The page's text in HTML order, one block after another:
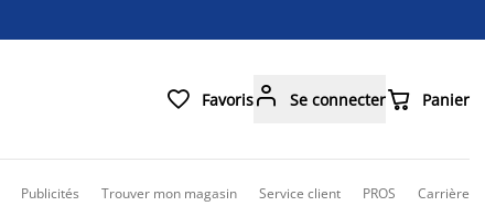
 Favoris Se connecter Panier
Publicités Trouver mon magasin Service client PROS Carrière